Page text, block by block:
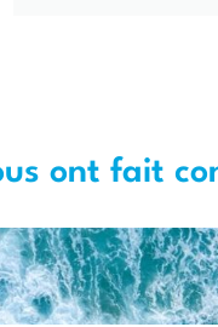
ont fait